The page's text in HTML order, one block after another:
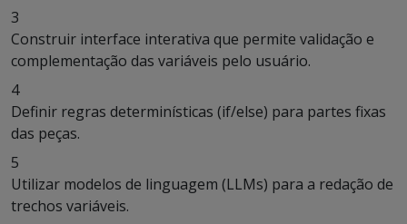
3
Construir interface interativa que permite validação e
complementação das variáveis pelo usuário.
4
Definir regras determinísticas (if/else) para partes fixas
das peças.
5
Utilizar modelos de linguagem (LLMs) para a redação de
trechos variáveis.